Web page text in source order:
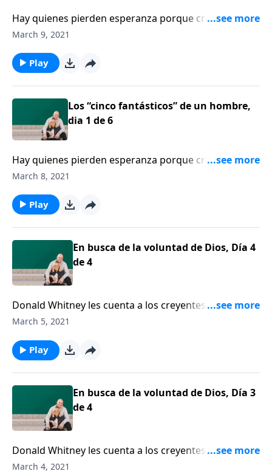
Hay quienes pierden esperanza porque creen que la
mayoría de matrimonios se destruyen, pero esas
Shaunti Feldhahn.
March 9, 2021
Play
Los “cinco fantásticos” de un hombre,
dia 1 de 6
Hay quienes pierden esperanza porque creen que la
mayoría de matrimonios se destruyen, pero esas
Shaunti Feldhahn.
March 8, 2021
Play
En busca de la voluntad de Dios, Día 4
de 4
Donald Whitney les cuenta a los creyentes cómo
avivar la chispa en su vida de oración. Cuando
damos cuenta de que empezamos a orar con fervor.
March 5, 2021
Play
En busca de la voluntad de Dios, Día 3
de 4
Donald Whitney les cuenta a los creyentes cómo
avivar la chispa en su vida de oración. Cuando
March 4, 2021